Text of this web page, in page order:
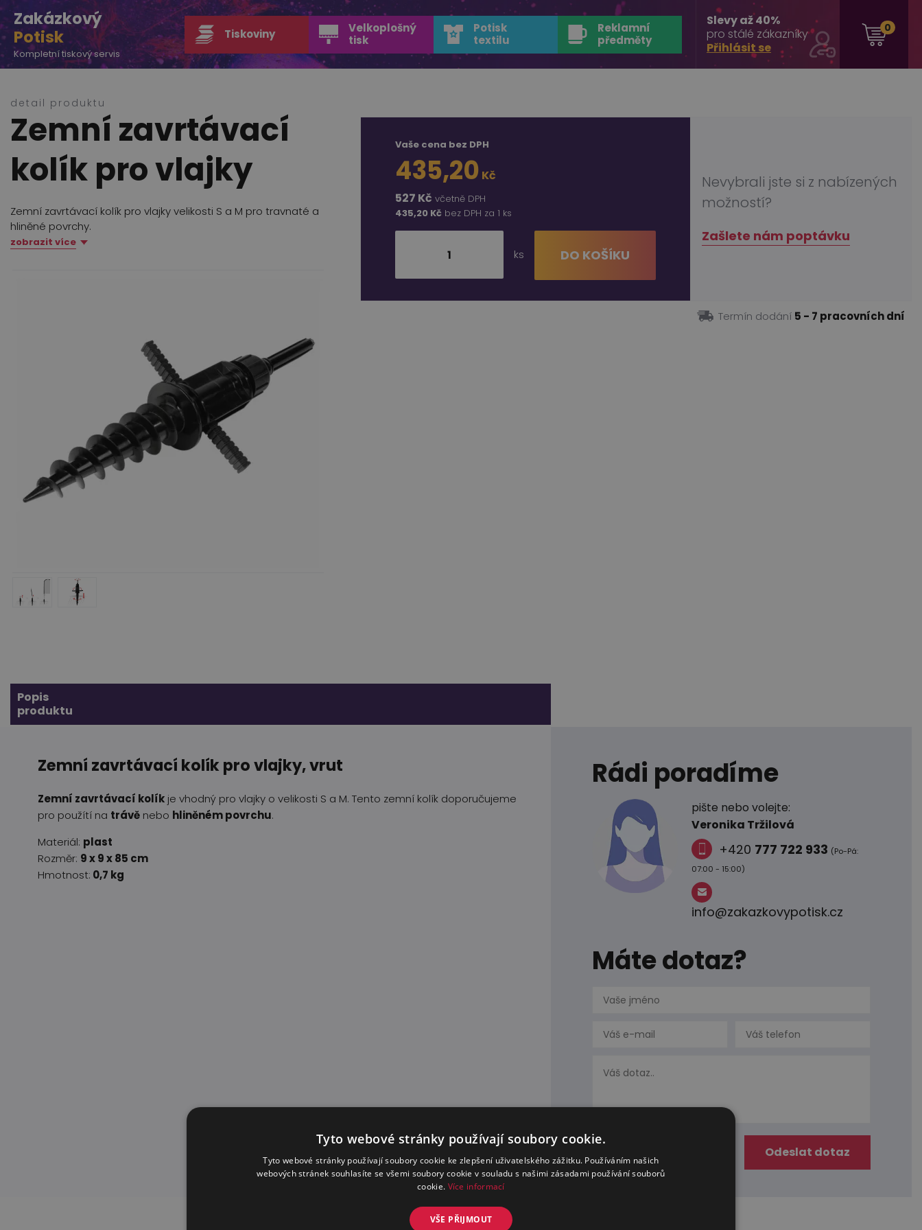
Zakázkový
Potisk
Kompletní tiskový servis
Tiskoviny
Velkoplošný
tisk
Potisk
textilu
Reklamní
předměty
Slevy až 40%
pro stálé zákazníky
Přihlásit se
0
detail produktu
Zemní zavrtávací
kolík pro vlajky
Zemní zavrtávací kolík pro vlajky velikosti S a M pro travnaté a
hliněné povrchy.
zobrazit více
Vaše cena bez DPH
435,20 Kč
527 Kč včetně DPH
435,20 Kčbez DPH za 1 ks
ks
Nevybrali jste si z nabízených
možností?
Zašlete nám poptávku
Termín dodání 5 - 7 pracovních dní
Popis
produktu
Zemní zavrtávací kolík pro vlajky, vrut
Zemní zavrtávací kolík je vhodný pro vlajky o velikosti S a M. Tento zemní kolík doporučujeme
pro použítí na trávě nebo hliněném povrchu.
Materiál: plast
Rozměr: 9 x 9 x 85 cm
Hmotnost: 0,7 kg
Rádi poradíme
pište nebo volejte:
Veronika Tržilová
+420 777 722 933 (Po-Pá:
07:00 - 15:00)
info@zakazkovypotisk.cz
Máte dotaz?
Tyto webové stránky používají soubory cookie.
Tyto webové stránky používají soubory cookie ke zlepšení uživatelského zážitku. Používáním našich
webových stránek souhlasíte se všemi soubory cookie v souladu s našimi zásadami používání souborů
cookie. Více informací
VŠE PŘIJMOUT